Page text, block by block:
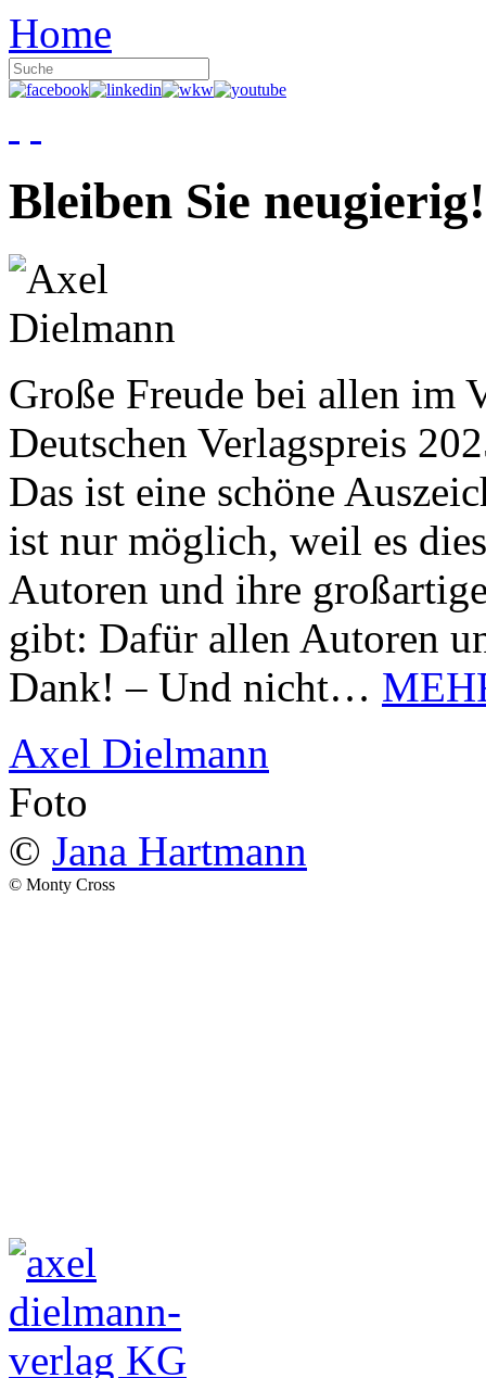
Home
Bleiben Sie neugierig!
Große Freude bei allen im
Deutschen Verlagspreis
Das ist eine schöne
ist nur möglich, weil es
Autoren und ihre
gibt: Dafür allen Autoren
Dank! – Und nicht…
Axel Dielmann
Foto
© Jana Hartmann
© Monty Cross